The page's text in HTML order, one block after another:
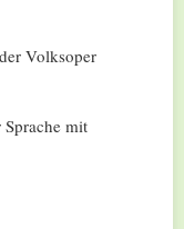
Volksoper
mit